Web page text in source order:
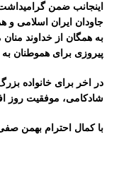
اینجانب ضمن
به همگان از خداوند
پیروزی برای هموطنان به
در اخر برای خانواده
شادکامی، موفقیت روز
با کمال احترام بهمن